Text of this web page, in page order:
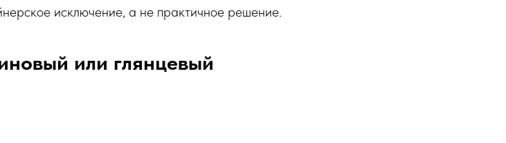
исключение, а не практичное решение.
или глянцевый